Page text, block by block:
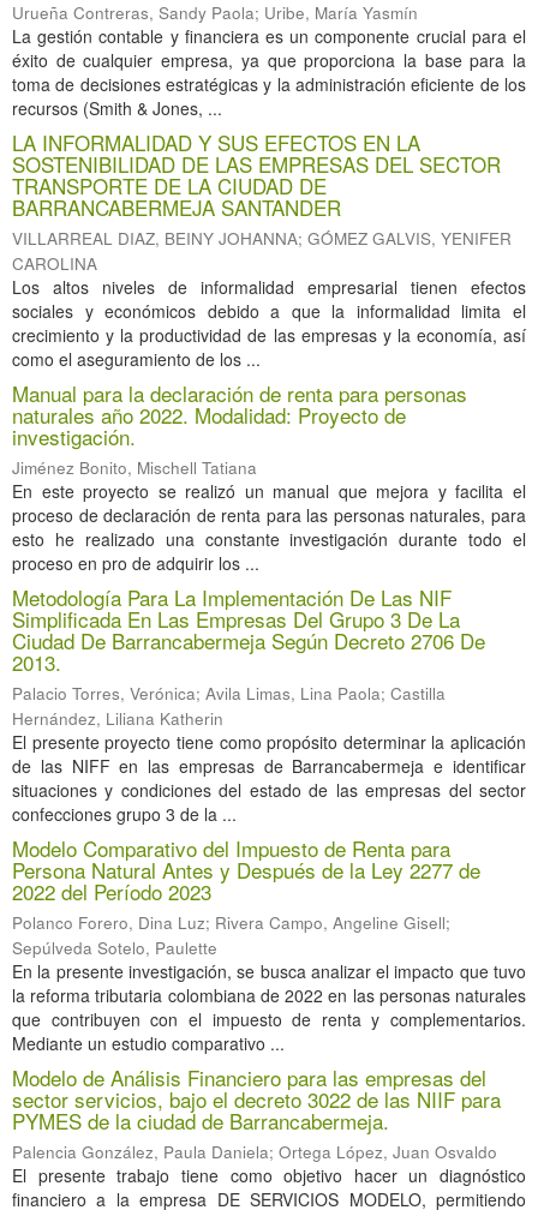
Urueña Contreras, Sandy Paola; Uribe, María Yasmín
La gestión contable y financiera es un componente crucial para el
éxito de cualquier empresa, ya que proporciona la base para la
toma de decisiones estratégicas y la administración eficiente de los
recursos (Smith & Jones, ...
LA INFORMALIDAD Y SUS EFECTOS EN LA
SOSTENIBILIDAD DE LAS EMPRESAS DEL SECTOR
TRANSPORTE DE LA CIUDAD DE
BARRANCABERMEJA SANTANDER
VILLARREAL DIAZ, BEINY JOHANNA; GÓMEZ GALVIS, YENIFER
CAROLINA
Los altos niveles de informalidad empresarial tienen efectos
sociales y económicos debido a que la informalidad limita el
crecimiento y la productividad de las empresas y la economía, así
como el aseguramiento de los ...
Manual para la declaración de renta para personas
naturales año 2022. Modalidad: Proyecto de
investigación.
Jiménez Bonito, Mischell Tatiana
En este proyecto se realizó un manual que mejora y facilita el
proceso de declaración de renta para las personas naturales, para
esto he realizado una constante investigación durante todo el
proceso en pro de adquirir los ...
Metodología Para La Implementación De Las NIF
Simplificada En Las Empresas Del Grupo 3 De La
Ciudad De Barrancabermeja Según Decreto 2706 De
2013.
Palacio Torres, Verónica; Avila Limas, Lina Paola; Castilla
Hernández, Liliana Katherin
El presente proyecto tiene como propósito determinar la aplicación
de las NIFF en las empresas de Barrancabermeja e identificar
situaciones y condiciones del estado de las empresas del sector
confecciones grupo 3 de la ...
Modelo Comparativo del Impuesto de Renta para
Persona Natural Antes y Después de la Ley 2277 de
2022 del Período 2023
Polanco Forero, Dina Luz; Rivera Campo, Angeline Gisell;
Sepúlveda Sotelo, Paulette
En la presente investigación, se busca analizar el impacto que tuvo
la reforma tributaria colombiana de 2022 en las personas naturales
que contribuyen con el impuesto de renta y complementarios.
Mediante un estudio comparativo ...
Modelo de Análisis Financiero para las empresas del
sector servicios, bajo el decreto 3022 de las NIIF para
PYMES de la ciudad de Barrancabermeja.
Palencia González, Paula Daniela; Ortega López, Juan Osvaldo
El presente trabajo tiene como objetivo hacer un diagnóstico
financiero a la empresa DE SERVICIOS MODELO, permitiendo